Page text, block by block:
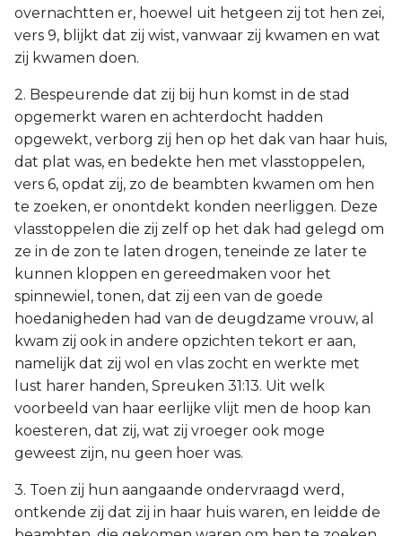
overnachtten er, hoewel uit hetgeen zij tot hen zei,
vers 9, blijkt dat zij wist, vanwaar zij kwamen en wat
zij kwamen doen.
2. Bespeurende dat zij bij hun komst in de stad
opgemerkt waren en achterdocht hadden
opgewekt, verborg zij hen op het dak van haar huis,
dat plat was, en bedekte hen met vlasstoppelen,
vers 6, opdat zij, zo de beambten kwamen om hen
te zoeken, er onontdekt konden neerliggen. Deze
vlasstoppelen die zij zelf op het dak had gelegd om
ze in de zon te laten drogen, teneinde ze later te
kunnen kloppen en gereedmaken voor het
spinnewiel, tonen, dat zij een van de goede
hoedanigheden had van de deugdzame vrouw, al
kwam zij ook in andere opzichten tekort er aan,
namelijk dat zij wol en vlas zocht en werkte met
lust harer handen, Spreuken 31:13. Uit welk
voorbeeld van haar eerlijke vlijt men de hoop kan
koesteren, dat zij, wat zij vroeger ook moge
geweest zijn, nu geen hoer was.
3. Toen zij hun aangaande ondervraagd werd,
ontkende zij dat zij in haar huis waren, en leidde de